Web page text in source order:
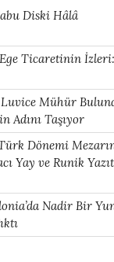
Diski Hâlâ
Ege Ticaretinin
Luvice Mühür
Adını Taşıyor
Dönemi
Yay ve Runik
Nadir Bir